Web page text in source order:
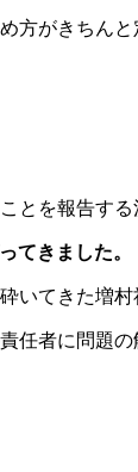
方がきちんと
とを報告する
てきました。
いてきた増村
任者に問題